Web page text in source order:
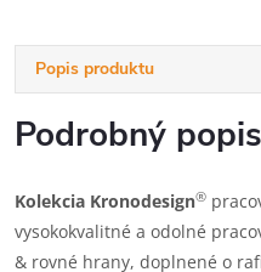
Popis produktu
Podrobný popis
Kolekcia Kronodesign®
vysokokvalitné a odolné
& rovné hrany, doplnené o